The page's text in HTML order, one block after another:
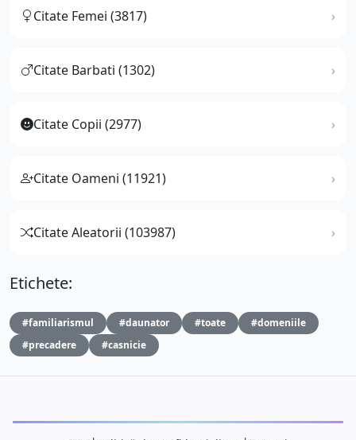
Citate Femei (3817)
Citate Barbati (1302)
Citate Copii (2977)
Citate Oameni (11921)
Citate Aleatorii (103987)
Etichete:
#familiarismul #daunator #toate
#domeniile
#precadere
#casnicie